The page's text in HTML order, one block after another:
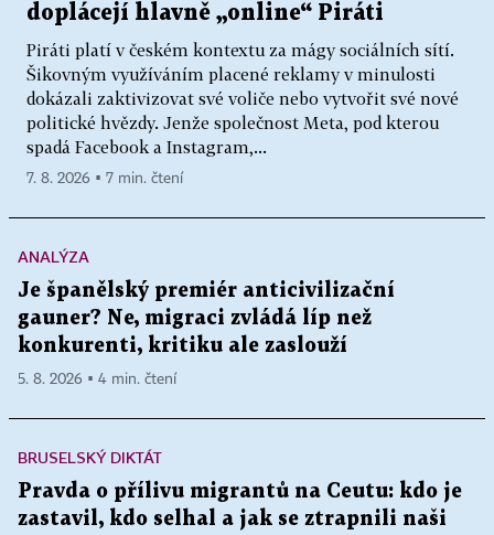
doplácejí hlavně „online“ Piráti
Piráti platí v českém kontextu za mágy sociálních sítí.
Šikovným využíváním placené reklamy v minulosti
dokázali zaktivizovat své voliče nebo vytvořit své nové
politické hvězdy. Jenže společnost Meta, pod kterou
spadá Facebook a Instagram,...
7. 8. 2026 ▪ 7 min. čtení
ANALÝZA
Je španělský premiér anticivilizační
gauner? Ne, migraci zvládá líp než
konkurenti, kritiku ale zaslouží
5. 8. 2026 ▪ 4 min. čtení
BRUSELSKÝ DIKTÁT
Pravda o přílivu migrantů na Ceutu: kdo je
zastavil, kdo selhal a jak se ztrapnili naši